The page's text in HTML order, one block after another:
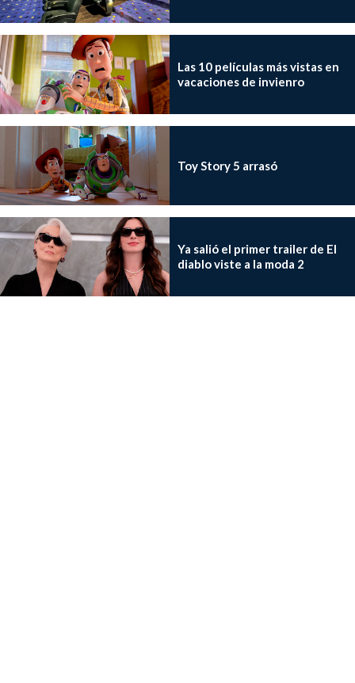
Las 10 películas más vistas en
vacaciones de invienro
Toy Story 5 arrasó
Ya salió el primer trailer de El
diablo viste a la moda 2